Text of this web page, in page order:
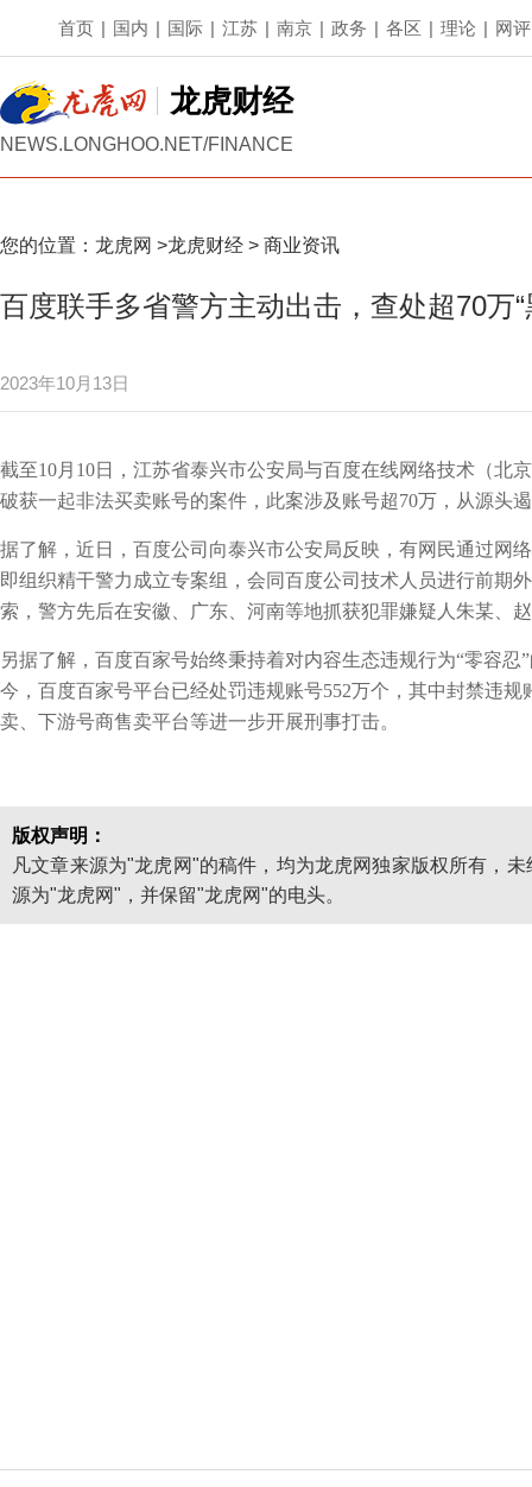
首页 | 国内 | 国际 | 江苏 | 南京 | 政务 | 各区 | 理论 | 网评
龙虎财经
NEWS.LONGHOO.NET/FINANCE
您的位置： 龙虎网 >龙虎财经 > 商业资讯
百度联手多省警方主动出击，查处超70万“
2023年10月13日
截至10月10日，江苏省泰兴市公安局与百度在线网络技术（北
破获一起非法买卖账号的案件，此案涉及账号超70万，从源头
据了解，近日，百度公司向泰兴市公安局反映，有网民通过网
即组织精干警力成立专案组，会同百度公司技术人员进行前期
索，警方先后在安徽、广东、河南等地抓获犯罪嫌疑人朱某、
另据了解，百度百家号始终秉持着对内容生态违规行为“零容
今，百度百家号平台已经处罚违规账号552万个，其中封禁违
卖、下游号商售卖平台等进一步开展刑事打击。
版权声明：
凡文章来源为"龙虎网"的稿件，均为龙虎网独家版权所有，
源为"龙虎网"，并保留"龙虎网"的电头。